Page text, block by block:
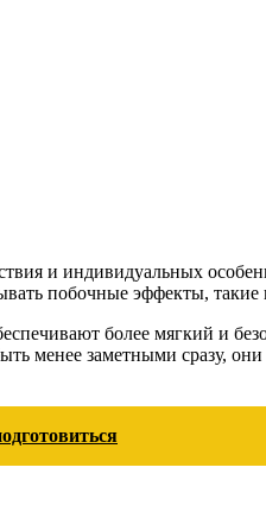
и индивидуальных
побочные эффекты, такие
более мягкий и
менее заметными сразу,